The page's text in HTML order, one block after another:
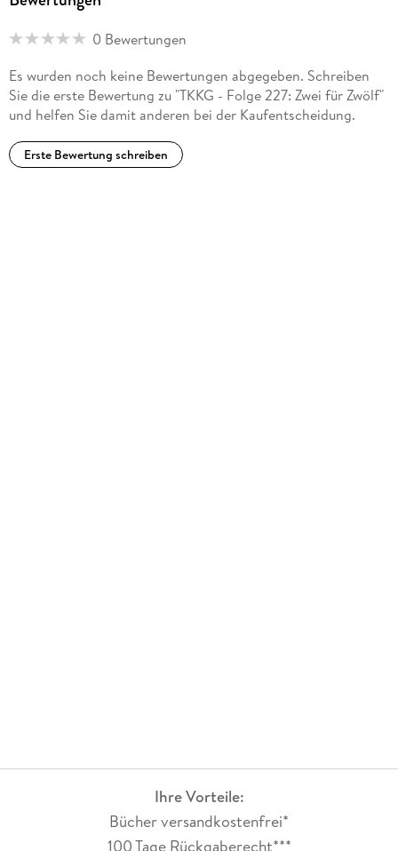
0 Bewertungen
Es wurden noch keine Bewertungen abgegeben. Schreiben
Sie die erste Bewertung zu "TKKG - Folge 227: Zwei für Zwölf"
und helfen Sie damit anderen bei der Kaufentscheidung.
Erste Bewertung schreiben
Ihre Vorteile:
Bücher versandkostenfrei*
100 Tage Rückgaberecht***